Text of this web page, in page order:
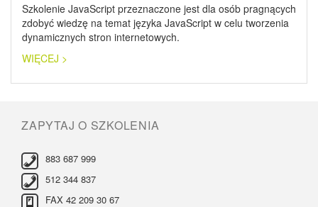
Szkolenie JavaScript przeznaczone jest dla osób pragnących
zdobyć wiedzę na temat języka JavaScript w celu tworzenia
dynamicznych stron internetowych.
WIĘCEJ >
ZAPYTAJ O SZKOLENIA
883 687 999
512 344 837
FAX 42 209 30 67